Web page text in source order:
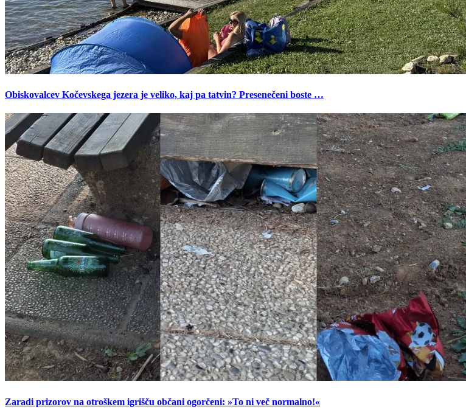
Obiskovalcev Kočevskega jezera je veliko, kaj pa tatvin? Presenečeni boste …
Zaradi prizorov na otroškem igrišču občani ogorčeni: »To ni več normalno!«